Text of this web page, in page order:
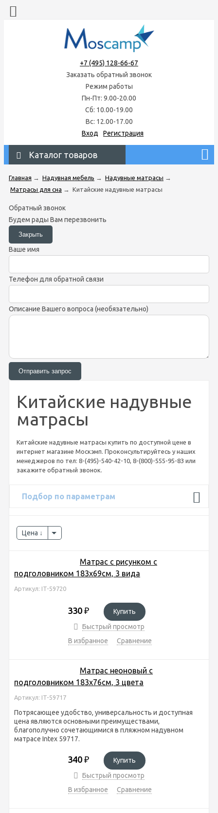
+7 (495) 128-66-67
Заказать обратный звонок
Режим работы
Пн-Пт: 9.00-20.00
Сб: 10.00-19.00
Вс: 12.00-17.00
Вход
Регистрация
Каталог товаров
Главная → Надувная мебель → Надувные матрасы →
Матрасы для сна → Китайские надувные матрасы
Обратный звонок
Будем рады Вам перезвонить
Ваше имя
Телефон для обратной связи
Описание Вашего вопроса (необязательно)
Китайские надувные
матрасы
Китайские надувные матрасы купить по доступной цене в
интернет магазине Москэмп. Проконсультируйтесь у наших
менеджеров по тел: 8-(495)-540-42-10, 8-(800)-555-95-83 или
закажите обратный звонок.
Подбор по параметрам
Цена
Матрас с рисунком с
подголовником 183х69см, 3 вида
Артикул: IT-59720
330 ₽
Купить
Быстрый просмотр
В избранное
Сравнение
Матрас неоновый с
подголовником 183х76см, 3 цвета
Артикул: IT-59717
Потрясающее удобство, универсальность и доступная
цена являются основными преимуществами,
благополучно сочетающимися в пляжном надувном
матрасе Intex 59717.
340 ₽
Купить
Быстрый просмотр
В избранное
Сравнение